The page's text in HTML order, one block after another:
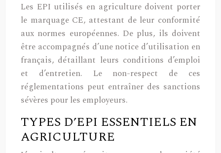
Les EPI utilisés en agriculture doivent porter
le marquage CE, attestant de leur conformité
aux normes européennes. De plus, ils doivent
être accompagnés d’une notice d’utilisation en
français, détaillant leurs conditions d’emploi
et d’entretien. Le non-respect de ces
réglementations peut entraîner des sanctions
sévères pour les employeurs.
TYPES D’EPI ESSENTIELS EN
AGRICULTURE